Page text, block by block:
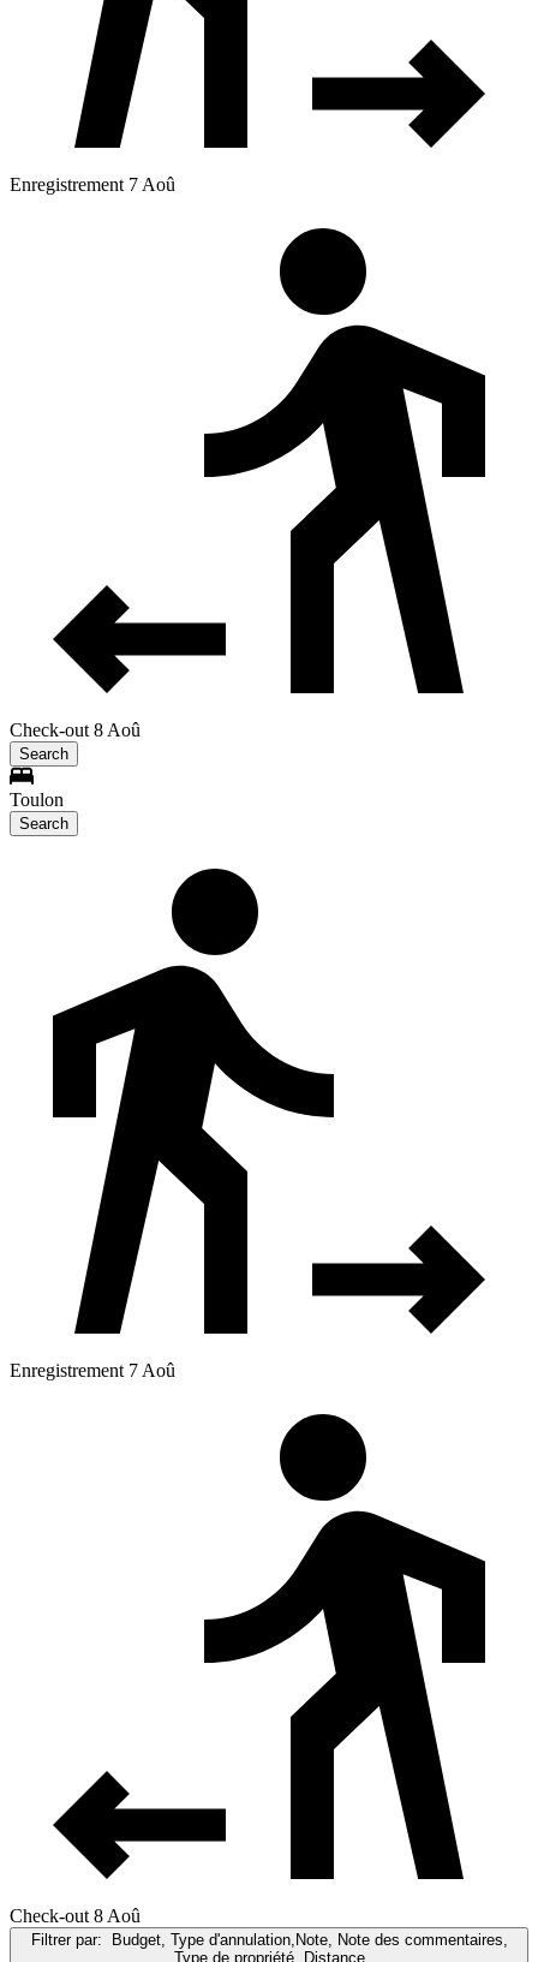
Enregistrement 7 Aoû
Check-out 8 Aoû
Search
Toulon
Search
Enregistrement 7 Aoû
Check-out 8 Aoû
Filtrer par:
Budget, Type d'annulation,Note, Note des commentaires,
Type de propriété, Distance